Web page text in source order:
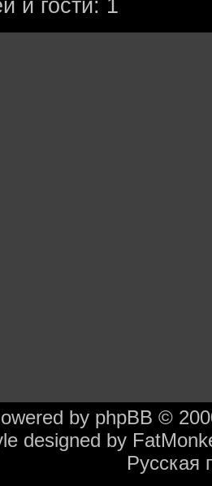
и гости: 1
by phpBB ©
designed by
Русская